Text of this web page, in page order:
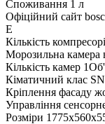
Споживання 1 л
Офіційний сайт
E
Кількість
Морозильна камера
Кількість камер
Кіматичний клас
Кріплення фасаду
Управління
Розміри